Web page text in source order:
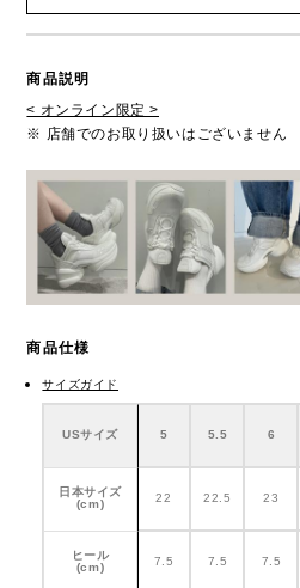
商品説明
< オンライン限定 >
※ 店舗でのお取り扱いはございません
商品仕様
サイズガイド
USサイズ 5 5.5 6
日本サイズ
(cm)
22 22.5 23
ヒール
(cm)
7.5 7.5 7.5